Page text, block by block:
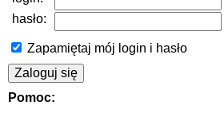
hasło:
Zapamiętaj mój login i hasło
Pomoc: